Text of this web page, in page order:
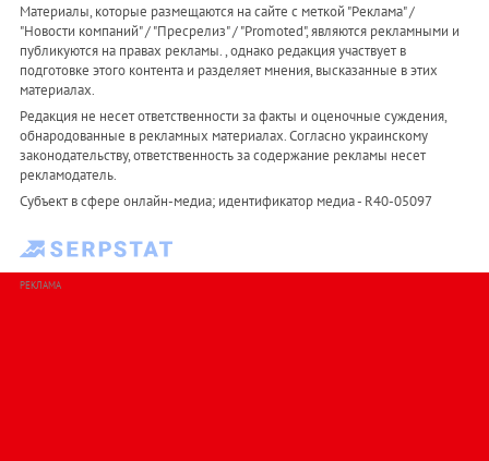
Материалы, которые размещаются на сайте с меткой "Реклама" /
"Новости компаний" / "Пресрелиз" / "Promoted", являются рекламными и
публикуются на правах рекламы. , однако редакция участвует в
подготовке этого контента и разделяет мнения, высказанные в этих
материалах.
Редакция не несет ответственности за факты и оценочные суждения,
обнародованные в рекламных материалах. Согласно украинскому
законодательству, ответственность за содержание рекламы несет
рекламодатель.
Субъект в сфере онлайн-медиа; идентификатор медиа - R40-05097
РЕКЛАМА